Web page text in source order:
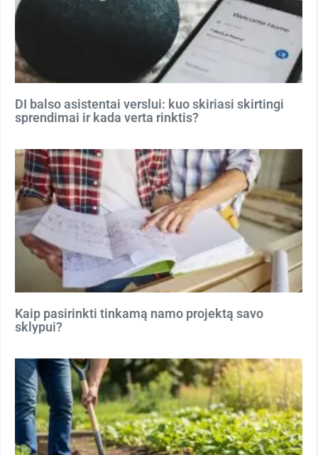
DI balso asistentai verslui: kuo skiriasi skirtingi
sprendimai ir kada verta rinktis?
Kaip pasirinkti tinkamą namo projektą savo
sklypui?